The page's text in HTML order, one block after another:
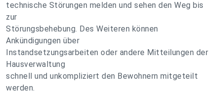
technische Störungen melden und sehen den Weg bis
zur
Störungsbehebung. Des Weiteren können
Ankündigungen über
Instandsetzungsarbeiten oder andere Mitteilungen der
Hausverwaltung
schnell und unkompliziert den Bewohnern mitgeteilt
werden.